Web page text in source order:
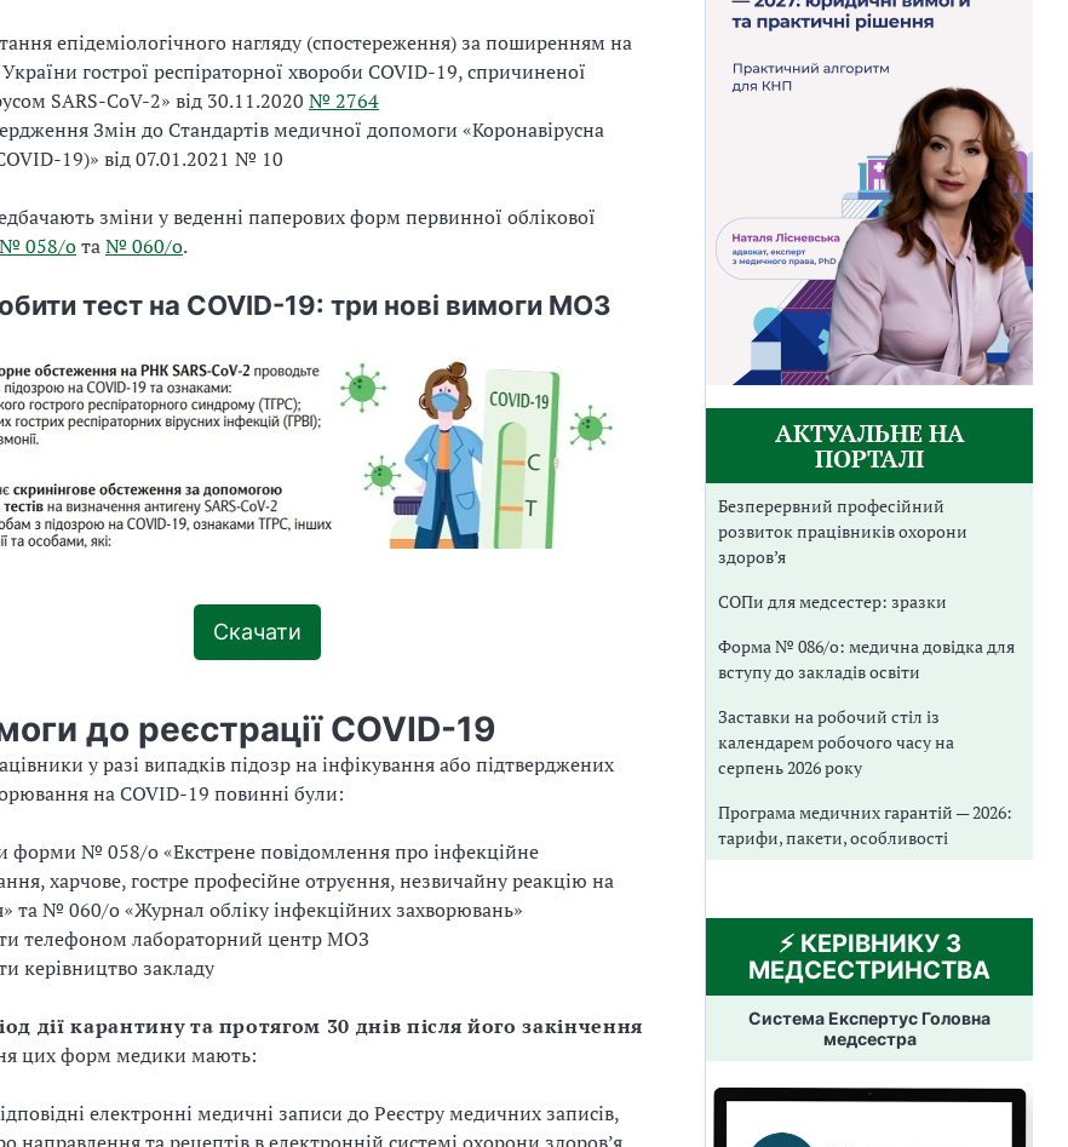
епідеміологічного нагляду (спостереження) за поширенням на
України гострої респіраторної хвороби COVID-19, спричиненої
SARS-CoV-2» від 30.11.2020 № 2764
Змін до Стандартів медичної допомоги «Коронавірусна
19)» від 07.01.2021 № 10
зміни у веденні паперових форм первинної облікової
№ 058/ота№ 060/о.
тест на COVID-19: три нові вимоги МОЗ
Скачати
до реєстрації COVID-19
у разі випадків підозр на інфікування або підтверджених
на COVID-19 повинні були:
форми № 058/о «Екстрене повідомлення про інфекційне
харчове, гостре професійне отруєння, незвичайну реакцію на
та № 060/о «Журнал обліку інфекційних захворювань»
телефоном лабораторний центр МОЗ
керівництво закладу
дії карантину та протягом 30 днів після його закінчення
цих форм медики мають:
електронні медичні записи до Реєстру медичних записів,
АКТУАЛЬНЕ НА
ПОРТАЛІ
Безперервний професійний
розвиток працівників охорони
здоров’я
СОПи для медсестер: зразки
Форма № 086/о: медична довідка для
вступу до закладів освіти
Заставки на робочий стіл із
календарем робочого часу на
серпень 2026 року
Програма медичних гарантій — 2026:
тарифи, пакети, особливості
⚡️ КЕРІВНИКУ З
МЕДСЕСТРИНСТВА
Система Експертус Головна
медсестра